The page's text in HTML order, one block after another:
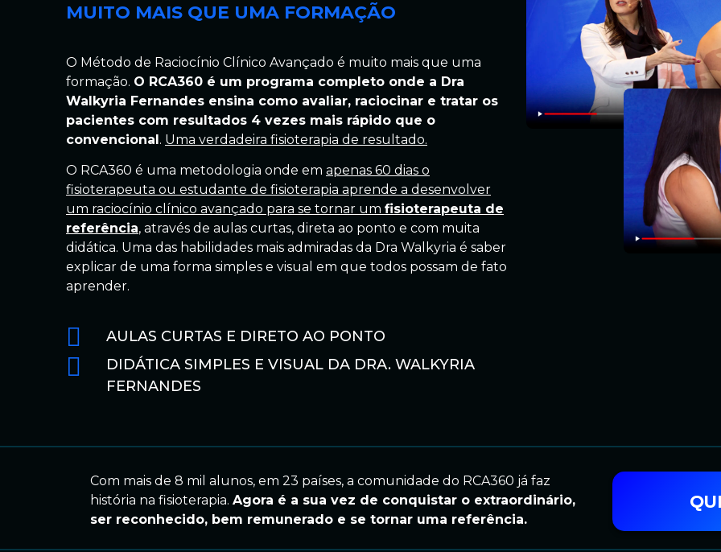
MUITO MAIS QUE UMA FORMAÇÃO
O Método de Raciocínio Clínico Avançado é muito mais que uma
formação. O RCA360 é um programa completo onde a Dra
Walkyria Fernandes ensina como avaliar, raciocinar e tratar os
pacientes com resultados 4 vezes mais rápido que o
convencional. Uma verdadeira fisioterapia de resultado.
O RCA360 é uma metodologia onde em apenas 60 dias o
fisioterapeuta ou estudante de fisioterapia aprende a desenvolver
um raciocínio clínico avançado para se tornar um fisioterapeuta de
referência, através de aulas curtas, direta ao ponto e com muita
didática. Uma das habilidades mais admiradas da Dra Walkyria é saber
explicar de uma forma simples e visual em que todos possam de fato
aprender.
AULAS CURTAS E DIRETO AO PONTO
DIDÁTICA SIMPLES E VISUAL DA DRA. WALKYRIA
FERNANDES
Com mais de 8 mil alunos, em 23 países, a comunidade do RCA360 já faz
história na fisioterapia. Agora é a sua vez de conquistar o extraordinário,
ser reconhecido, bem remunerado e se tornar uma referência.